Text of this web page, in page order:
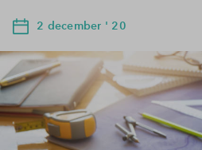
2 december ' 20